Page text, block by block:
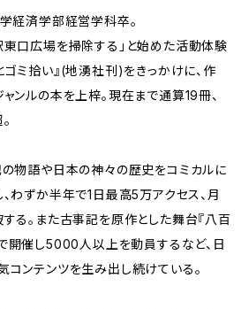
経済学部経営学科卒。
東口広場を掃除する」と始めた活動体験
ミ拾い』(地湧社刊)をきっかけに、作
ンルの本を上梓。現在まで通算19冊、
の物語や日本の神々の歴史をコミカルに
わずか半年で1日最高5万アクセス、月
る。また古事記を原作とした舞台『八百
開催し5000人以上を動員するなど、日
コンテンツを生み出し続けている。